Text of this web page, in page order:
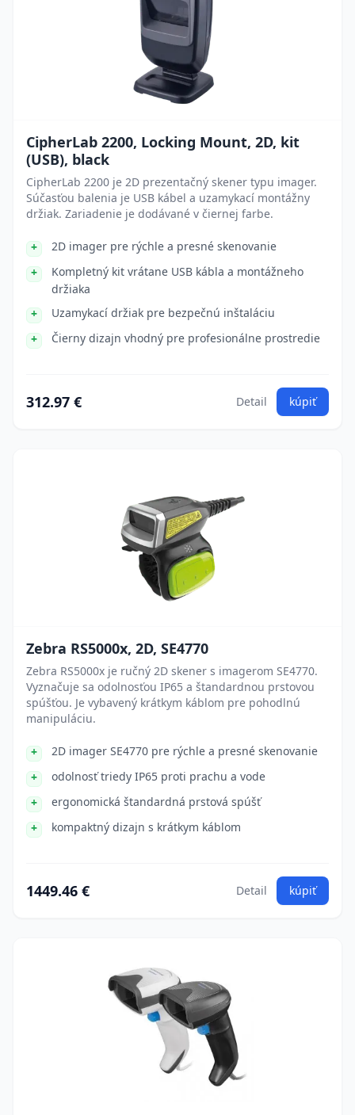
CipherLab 2200, Locking Mount, 2D, kit
(USB), black
CipherLab 2200 je 2D prezentačný skener typu imager.
Súčasťou balenia je USB kábel a uzamykací montážny
držiak. Zariadenie je dodávané v čiernej farbe.
2D imager pre rýchle a presné skenovanie
Kompletný kit vrátane USB kábla a montážneho
držiaka
Uzamykací držiak pre bezpečnú inštaláciu
Čierny dizajn vhodný pre profesionálne prostredie
312.97 € Detail kúpiť
Zebra RS5000x, 2D, SE4770
Zebra RS5000x je ručný 2D skener s imagerom SE4770.
Vyznačuje sa odolnosťou IP65 a štandardnou prstovou
spúšťou. Je vybavený krátkym káblom pre pohodlnú
manipuláciu.
2D imager SE4770 pre rýchle a presné skenovanie
odolnosť triedy IP65 proti prachu a vode
ergonomická štandardná prstová spúšť
kompaktný dizajn s krátkym káblom
1449.46 € Detail kúpiť